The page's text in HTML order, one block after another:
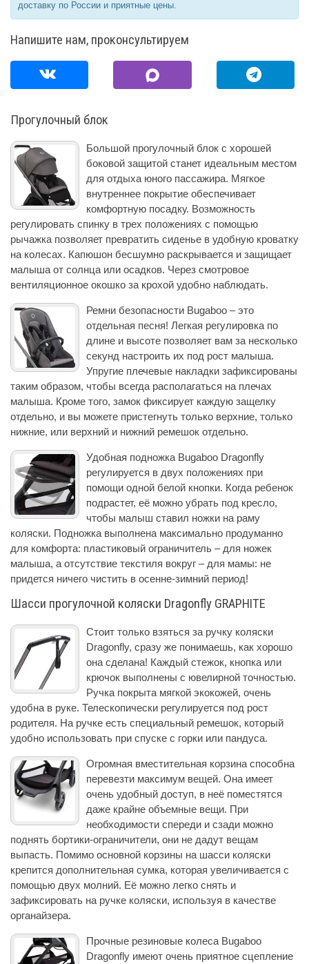
доставку по России и приятные цены.
Напишите нам, проконсультируем
Прогулочный блок
Большой прогулочный блок с хорошей
боковой защитой станет идеальным местом
для отдыха юного пассажира. Мягкое
внутреннее покрытие обеспечивает
комфортную посадку. Возможность
регулировать спинку в трех положениях с помощью
рычажка позволяет превратить сиденье в удобную кроватку
на колесах. Капюшон бесшумно раскрывается и защищает
малыша от солнца или осадков. Через смотровое
вентиляционное окошко за крохой удобно наблюдать.
Ремни безопасности Bugaboo – это
отдельная песня! Легкая регулировка по
длине и высоте позволяет вам за несколько
секунд настроить их под рост малыша.
Упругие плечевые накладки зафиксированы
таким образом, чтобы всегда располагаться на плечах
малыша. Кроме того, замок фиксирует каждую защелку
отдельно, и вы можете пристегнуть только верхние, только
нижние, или верхний и нижний ремешок отдельно.
Удобная подножка Bugaboo Dragonfly
регулируется в двух положениях при
помощи одной белой кнопки. Когда ребенок
подрастет, её можно убрать под кресло,
чтобы малыш ставил ножки на раму
коляски. Подножка выполнена максимально продуманно
для комфорта: пластиковый ограничитель – для ножек
малыша, а отсутствие текстиля вокруг – для мамы: не
придется ничего чистить в осенне-зимний период!
Шасси прогулочной коляски Dragonfly GRAPHITE
Стоит только взяться за ручку коляски
Dragonfly, сразу же понимаешь, как хорошо
она сделана! Каждый стежок, кнопка или
крючок выполнены с ювелирной точностью.
Ручка покрыта мягкой экокожей, очень
удобна в руке. Телескопически регулируется под рост
родителя. На ручке есть специальный ремешок, который
удобно использовать при спуске с горки или пандуса.
Огромная вместительная корзина способна
перевезти максимум вещей. Она имеет
очень удобный доступ, в неё поместятся
даже крайне объемные вещи. При
необходимости спереди и сзади можно
поднять бортики-ограничители, они не дадут вещам
выпасть. Помимо основной корзины на шасси коляски
крепится дополнительная сумка, которая увеличивается с
помощью двух молний. Её можно легко снять и
зафиксировать на ручке коляски, используя в качестве
органайзера.
Прочные резиновые колеса Bugaboo
Dragonfly имеют очень приятное сцепление